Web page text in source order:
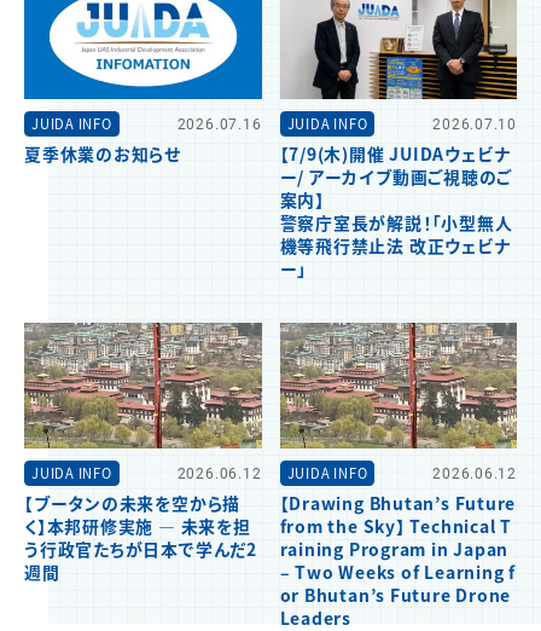
JUIDA INFO 2026.07.16
夏季休業のお知らせ
JUIDA INFO 2026.07.10
【7/9(木)開催 JUIDAウェビナ
ー/ アーカイブ動画ご視聴のご
案内】
警察庁室長が解説！「小型無人
機等飛行禁止法 改正ウェビナ
ー」
JUIDA INFO 2026.06.12
【ブータンの未来を空から描
く】本邦研修実施 ― 未来を担
う行政官たちが日本で学んだ2
週間
JUIDA INFO 2026.06.12
【Drawing Bhutan’s Future
from the Sky】 Technical T
raining Program in Japan
– Two Weeks of Learning f
or Bhutan’s Future Drone
Leaders